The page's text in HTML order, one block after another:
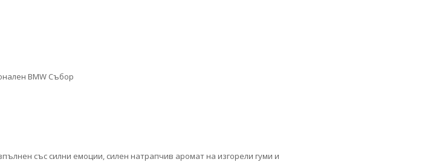
със силни емоции, силен натрапчив аромат на изгорели гуми и